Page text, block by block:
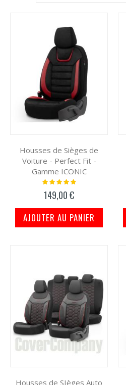
Housses de Sièges de
Voiture - Perfect Fit -
Gamme ICONIC
Notation:
149,00 €
AJOUTER AU PANIER
Housses de SIèges Auto